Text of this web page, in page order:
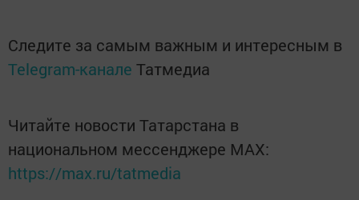
Следите за самым важным и интересным в
Telegram-канале Татмедиа
Читайте новости Татарстана в
национальном мессенджере MАХ:
https://max.ru/tatmedia